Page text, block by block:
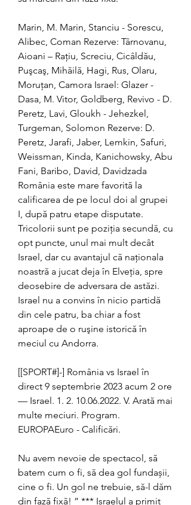
Marin, M. Marin, Stanciu - Sorescu,
Alibec, Coman Rezerve: Târnovanu,
Aioani – Raţiu, Screciu, Cicâldău,
Puşcaş, Mihăilă, Hagi, Rus, Olaru,
Moruţan, Camora Israel: Glazer -
Dasa, M. Vitor, Goldberg, Revivo - D.
Peretz, Lavi, Gloukh - Jehezkel,
Turgeman, Solomon Rezerve: D.
Peretz, Jarafi, Jaber, Lemkin, Safuri,
Weissman, Kinda, Kanichowsky, Abu
Fani, Baribo, David, Davidzada
România este mare favorită la
calificarea de pe locul doi al grupei
I, după patru etape disputate.
Tricolorii sunt pe poziţia secundă, cu
opt puncte, unul mai mult decât
Israel, dar cu avantajul că naţionala
noastră a jucat deja în Elveţia, spre
deosebire de adversara de astăzi.
Israel nu a convins în nicio partidă
din cele patru, ba chiar a fost
aproape de o ruşine istorică în
meciul cu Andorra.
[[SPORT#]-] România vs Israel în
direct 9 septembrie 2023 acum 2 ore
— Israel. 1. 2. 10.06.2022. V. Arată mai
multe meciuri. Program.
EUROPAEuro - Calificări.
Nu avem nevoie de spectacol, să
batem cum o fi, să dea gol fundașii,
cine o fi. Un gol ne trebuie, să-l dăm
din fază fixă! ” *** Israelul a primit